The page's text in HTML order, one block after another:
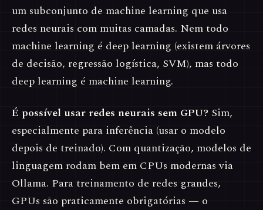
um subconjunto de machine learning que usa
redes neurais com muitas camadas. Nem todo
machine learning é deep learning (existem árvores
de decisão, regressão logística, SVM), mas todo
deep learning é machine learning.
É possível usar redes neurais sem GPU? Sim,
especialmente para inferência (usar o modelo
depois de treinado). Com quantização, modelos de
linguagem rodam bem em CPUs modernas via
Ollama. Para treinamento de redes grandes,
GPUs são praticamente obrigatórias — o